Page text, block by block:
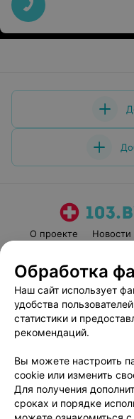
О проекте Новости
Пользовательское
Обработка
Наш сайт использует
удобства
статистики и
рекомендаций.
Вы можете настроить
cookie или изменить
Для получения
сроках и порядке